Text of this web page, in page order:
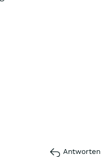
Antworten